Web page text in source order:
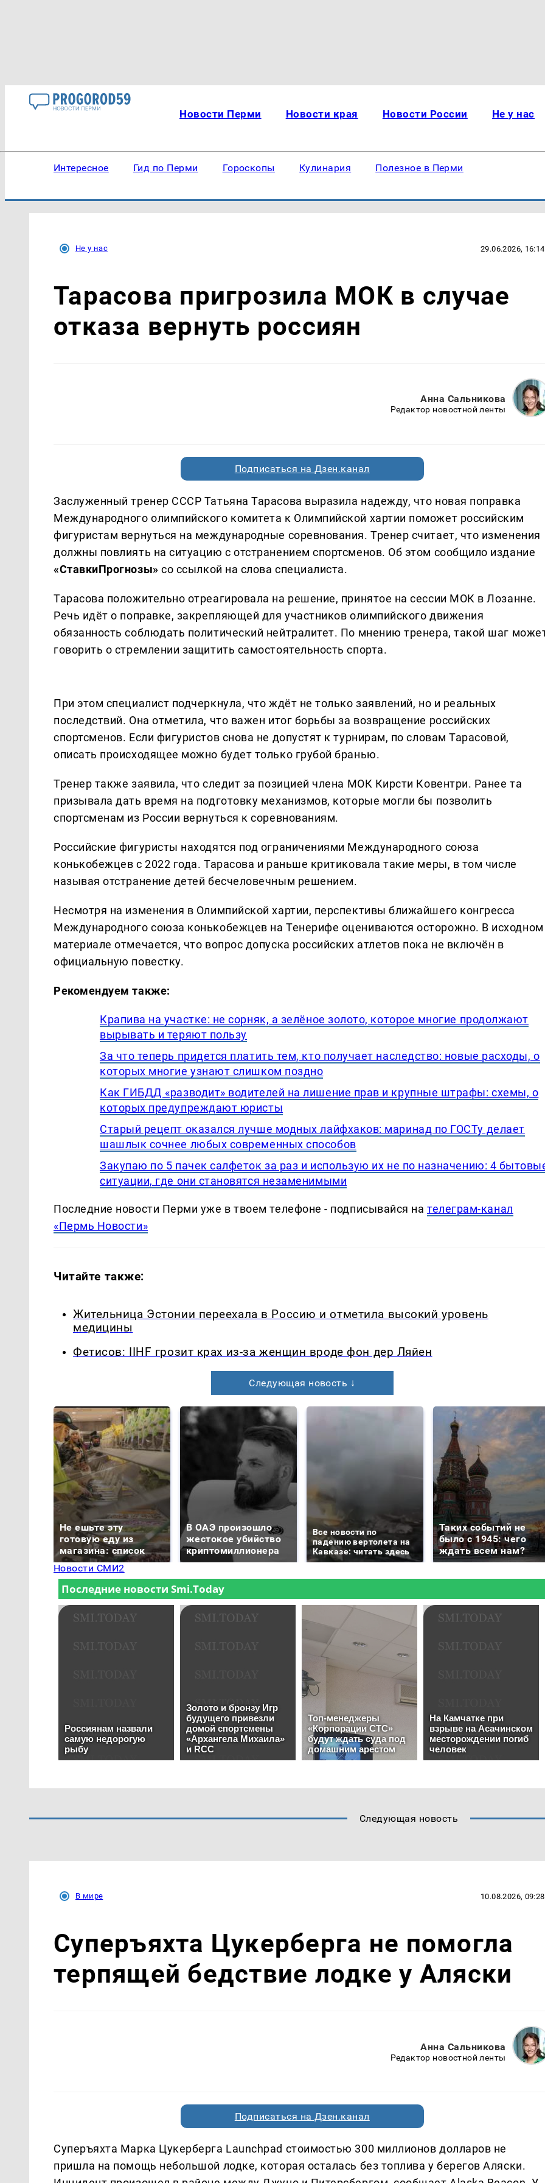
Новости Перми Новости края Новости России Не у нас
Интересное Гид по Перми Гороскопы Кулинария Полезное в Перми
Не у нас 29.06.2026, 16:14
Тарасова пригрозила МОК в случае
отказа вернуть россиян
Анна Сальникова
Редактор новостной ленты
Подписаться на Дзен.канал
Заслуженный тренер СССР Татьяна Тарасова выразила надежду, что новая поправка
Международного олимпийского комитета к Олимпийской хартии поможет российским
фигуристам вернуться на международные соревнования. Тренер считает, что изменения
должны повлиять на ситуацию с отстранением спортсменов. Об этом сообщило издание
«СтавкиПрогнозы» со ссылкой на слова специалиста.
Тарасова положительно отреагировала на решение, принятое на сессии МОК в Лозанне.
Речь идёт о поправке, закрепляющей для участников олимпийского движения
обязанность соблюдать политический нейтралитет. По мнению тренера, такой шаг
говорить о стремлении защитить самостоятельность спорта.
При этом специалист подчеркнула, что ждёт не только заявлений, но и реальных
последствий. Она отметила, что важен итог борьбы за возвращение российских
спортсменов. Если фигуристов снова не допустят к турнирам, по словам Тарасовой,
описать происходящее можно будет только грубой бранью.
Тренер также заявила, что следит за позицией члена МОК Кирсти Ковентри. Ранее та
призывала дать время на подготовку механизмов, которые могли бы позволить
спортсменам из России вернуться к соревнованиям.
Российские фигуристы находятся под ограничениями Международного союза
конькобежцев с 2022 года. Тарасова и раньше критиковала такие меры, в том числе
называя отстранение детей бесчеловечным решением.
Несмотря на изменения в Олимпийской хартии, перспективы ближайшего конгресса
Международного союза конькобежцев на Тенерифе оцениваются осторожно. В исходном
материале отмечается, что вопрос допуска российских атлетов пока не включён в
официальную повестку.
Рекомендуем также:
Крапива на участке: не сорняк, а зелёное золото, которое многие продолжают
вырывать и теряют пользу
За что теперь придется платить тем, кто получает наследство: новые расходы, о
которых многие узнают слишком поздно
Как ГИБДД «разводит» водителей на лишение прав и крупные штрафы: схемы, о
которых предупреждают юристы
Старый рецепт оказался лучше модных лайфхаков: маринад по ГОСТу делает
шашлык сочнее любых современных способов
Закупаю по 5 пачек салфеток за раз и использую их не по назначению: 4
ситуации, где они становятся незаменимыми
Последние новости Перми уже в твоем телефоне - подписывайся нателеграм-канал
«Пермь Новости»
Читайте также:
Жительница Эстонии переехала в Россию и отметила высокий уровень
медицины
Фетисов: IIHF грозит крах из-за женщин вроде фон дер Ляйен
Следующая новость ↓
Не ешьте эту
готовую еду из
магазина: список
В ОАЭ произошло
жестокое убийство
криптомиллионера
Все новости по
падению вертолета на
Кавказе: читать здесь
Таких событий не
было с 1945: чего
ждать всем нам?
Новости СМИ2
Следующая новость
В мире 10.08.2026, 09:28
Суперъяхта Цукерберга не помогла
терпящей бедствие лодке у Аляски
Анна Сальникова
Редактор новостной ленты
Подписаться на Дзен.канал
Суперъяхта Марка Цукерберга Launchpad стоимостью 300 миллионов долларов не
пришла на помощь небольшой лодке, которая осталась без топлива у берегов Аляски.